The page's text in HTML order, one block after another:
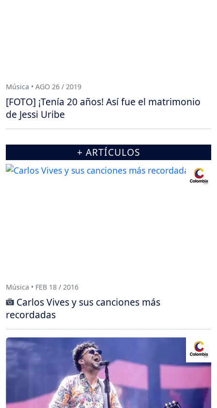
Música • AGO 26 / 2019
[FOTO] ¡Tenía 20 años! Así fue el matrimonio
de Jessi Uribe
+ ARTÍCULOS
Música • FEB 18 / 2016
Carlos Vives y sus canciones más
recordadas